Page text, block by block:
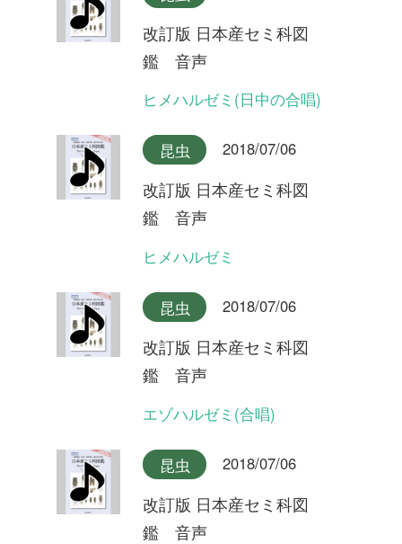
昆虫 2018/07/06
改訂版 日本産セミ科図
昆虫 2018/07/06
改訂版 日本産セミ科図
鑑 音声
クマゼミ(合唱)
昆虫 2018/07/06
改訂版 日本産セミ科図
鑑 音声
クマゼミ
昆虫 2018/07/06
改訂版 日本産セミ科図
鑑 音声
スジアカクマゼミ